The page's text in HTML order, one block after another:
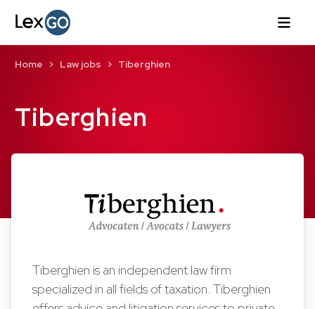
Tiberghien
Home Law jobs Tiberghien
Tiberghien is an independent law firm
specialized in all fields of taxation. Tiberghien